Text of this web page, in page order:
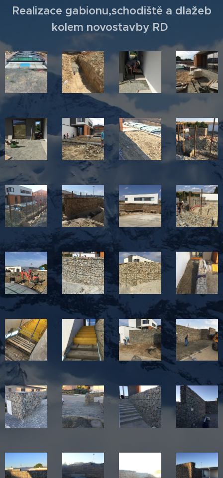
Realizace gabionu,schodiště a dlažeb
kolem novostavby RD